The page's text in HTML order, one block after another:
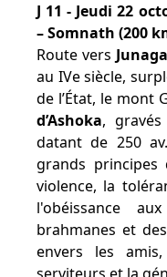
J 11 - Jeudi 22
– Somnath (200
Route vers
au IVe siècle,
de l’État, le mont
d’Ashoka,
datant de 250
grands
violence, la
l'obéissance
brahmanes et
envers les